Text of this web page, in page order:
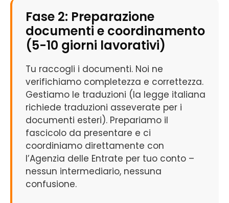
Fase 2: Preparazione
documenti e coordinamento
(5-10 giorni lavorativi)
Tu raccogli i documenti. Noi ne
verifichiamo completezza e correttezza.
Gestiamo le traduzioni (la legge italiana
richiede traduzioni asseverate per i
documenti esteri). Prepariamo il
fascicolo da presentare e ci
coordiniamo direttamente con
l’Agenzia delle Entrate per tuo conto –
nessun intermediario, nessuna
confusione.